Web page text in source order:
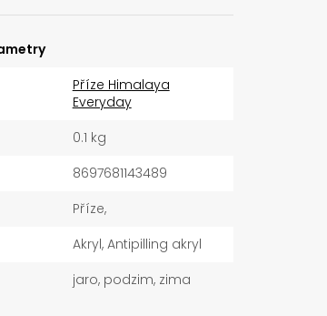
Příze Himalaya
Everyday
0.1 kg
8697681143489
Příze,
Akryl, Antipilling akryl
jaro, podzim, zima